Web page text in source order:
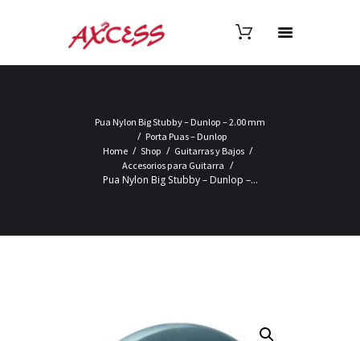
Pua Nylon Big Stubby – Dunlop – 2.00 mm
Porta Puas – Dunlop
Home
Shop
Guitarras y Bajos
Accesorios para Guitarra
Pua Nylon Big Stubby – Dunlop –...